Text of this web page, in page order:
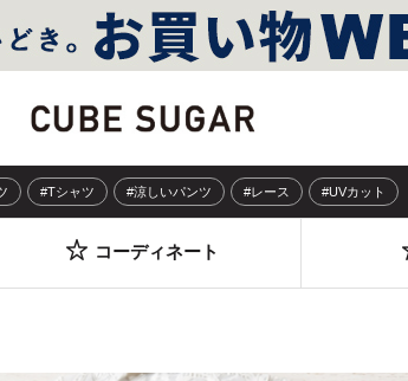
#Tシャツ #涼しいパンツ #レース #UVカット
コーディネート